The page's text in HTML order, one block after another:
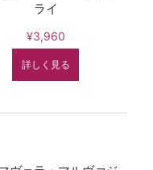
ライ
¥3,960
詳しく見る